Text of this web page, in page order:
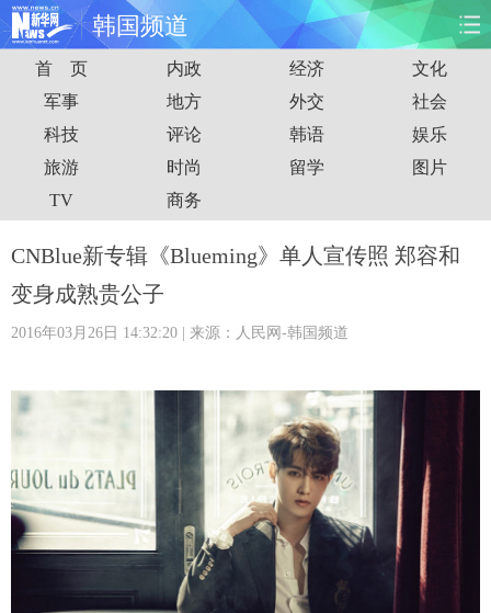
韩国频道
首页 时政 国际 财经
娱乐 体育 人事 教育
时尚 思客
港澳 台湾 华人 汽车
科技
信息化
金融 军事 无人机
富媒体 摄影 新华广播
新华电视英文 返回PC
首 页 内政 经济
文化
军事
地方 外交
社会
科技
评论 韩语
娱乐
旅游
时尚 留学
图片
TV
商务
CNBlue新专辑《Blueming》单人宣传照 郑容和
变身成熟贵公子
2016年03月26日 14:32:20 | 来源：人民网-韩国频道